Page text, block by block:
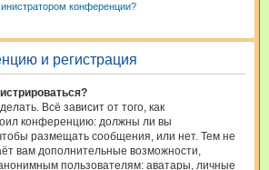
конференции?
и регистрация
Всё зависит от того, как
конференцию: должны ли вы
размещать сообщения, или нет. Тем не
вам дополнительные возможности,
пользователям: аватары, личные